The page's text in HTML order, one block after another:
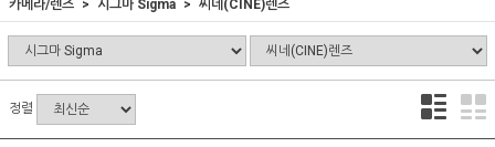
카메라/렌즈 시그마 Sigma 씨네(CINE)렌즈
정렬